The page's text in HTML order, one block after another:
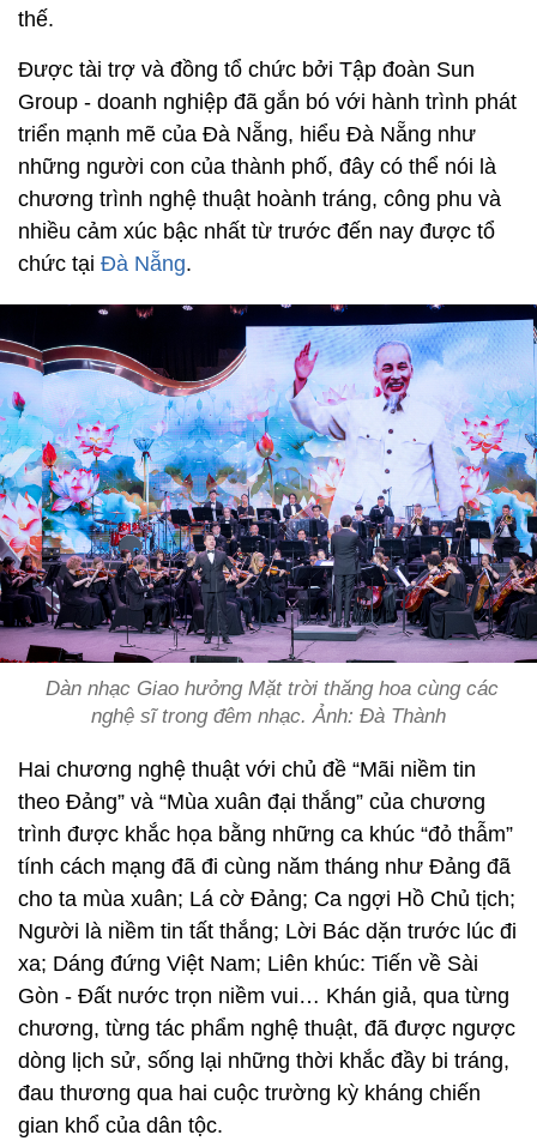
thế.
Được tài trợ và đồng tổ chức bởi Tập đoàn Sun
Group - doanh nghiệp đã gắn bó với hành trình phát
triển mạnh mẽ của Đà Nẵng, hiểu Đà Nẵng như
những người con của thành phố, đây có thể nói là
chương trình nghệ thuật hoành tráng, công phu và
nhiều cảm xúc bậc nhất từ trước đến nay được tổ
chức tại Đà Nẵng.
Dàn nhạc Giao hưởng Mặt trời thăng hoa cùng các
nghệ sĩ trong đêm nhạc. Ảnh: Đà Thành
Hai chương nghệ thuật với chủ đề “Mãi niềm tin
theo Đảng” và “Mùa xuân đại thắng” của chương
trình được khắc họa bằng những ca khúc “đỏ thẫm”
tính cách mạng đã đi cùng năm tháng như Đảng đã
cho ta mùa xuân; Lá cờ Đảng; Ca ngợi Hồ Chủ tịch;
Người là niềm tin tất thắng; Lời Bác dặn trước lúc đi
xa; Dáng đứng Việt Nam; Liên khúc: Tiến về Sài
Gòn - Đất nước trọn niềm vui… Khán giả, qua từng
chương, từng tác phẩm nghệ thuật, đã được ngược
dòng lịch sử, sống lại những thời khắc đầy bi tráng,
đau thương qua hai cuộc trường kỳ kháng chiến
gian khổ của dân tộc.